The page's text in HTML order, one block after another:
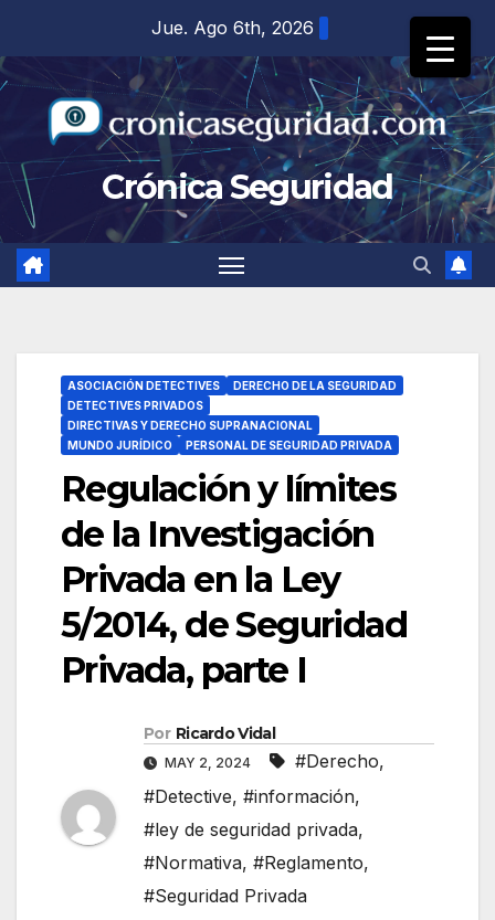
contenido
Jue. Ago 6th, 2026
Crónica Seguridad
ASOCIACIÓN DETECTIVES
DERECHO DE LA SEGURIDAD
DETECTIVES PRIVADOS
DIRECTIVAS Y DERECHO SUPRANACIONAL
MUNDO JURÍDICO
PERSONAL DE SEGURIDAD PRIVADA
Regulación y límites
de la Investigación
Privada en la Ley
5/2014, de Seguridad
Privada, parte I
Por Ricardo Vidal
MAY 2, 2024 #Derecho,
#Detective, #información,
#ley de seguridad privada,
#Normativa, #Reglamento,
#Seguridad Privada